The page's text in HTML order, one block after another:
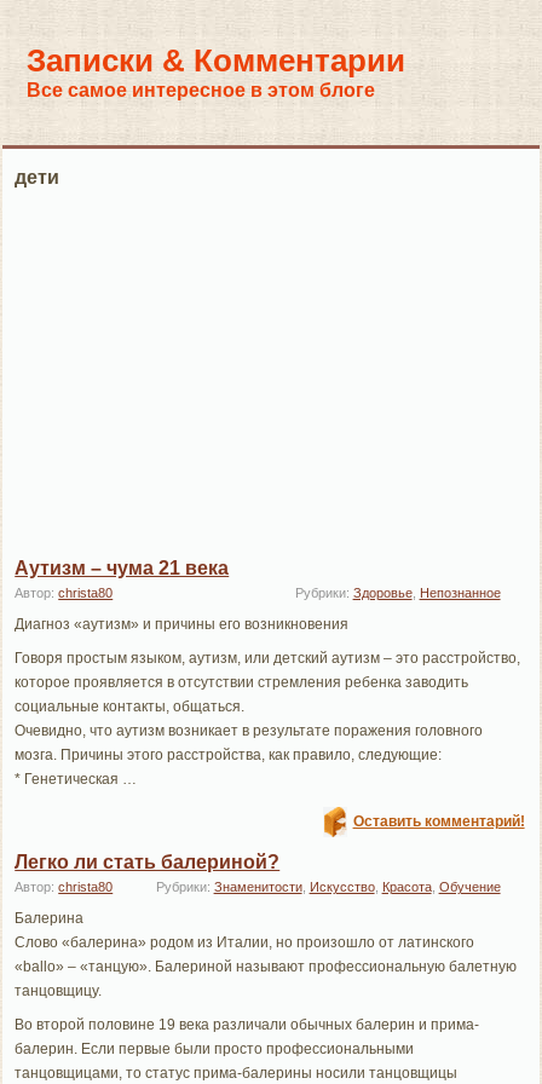
Записки & Комментарии
Все самое интересное в этом блоге
дети
Аутизм – чума 21 века
Автор:christa80 Рубрики: Здоровье, Непознанное
Диагноз «аутизм» и причины его возникновения
Говоря простым языком, аутизм, или детский аутизм – это расстройство,
которое проявляется в отсутствии стремления ребенка заводить
социальные контакты, общаться.
Очевидно, что аутизм возникает в результате поражения головного
мозга. Причины этого расстройства, как правило, следующие:
* Генетическая …
Оставить комментарий!
Легко ли стать балериной?
Автор:christa80 Рубрики: Знаменитости, Искусство, Красота, Обучение
Балерина
Слово «балерина» родом из Италии, но произошло от латинского
«ballo» – «танцую». Балериной называют профессиональную балетную
танцовщицу.
Во второй половине 19 века различали обычных балерин и прима-
балерин. Если первые были просто профессиональными
танцовщицами, то статус прима-балерины носили танцовщицы